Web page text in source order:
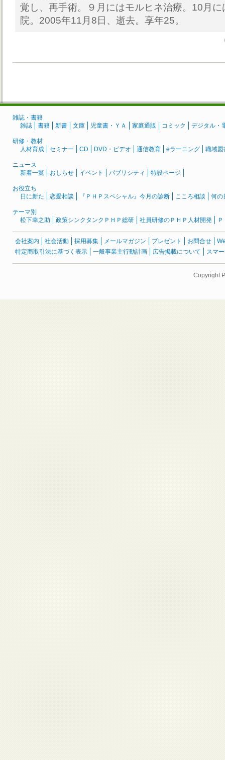
覚し、再手術。９月にはモルヒネ治療。10月
院。2005年11月8日、逝去。享年25。
雑誌・書籍
雑誌
書籍 新書 文庫 児童書・ＹＡ 家庭通販 コミック デジタル・
研修・教材
人材育成
セミナー CD DVD・ビデオ 通信教育 eラーニング 職域図
ニュース
新着一覧
おしらせ イベント パブリシティ 特設ページ
お役立ち
日に新た
恋愛相談 『ＰＨＰスペシャル』今月の診断 こころ相談 何の
テーマ別
松下幸之助
政策シンクタンクＰＨＰ総研 社員研修のＰＨＰ人材開発
会社案内 社会活動 採用募集 メールマガジン プレゼント お問合せ
特定商取引法に基づく表示
一般事業主行動計画 広告掲載について スマ
Copyright